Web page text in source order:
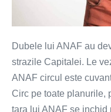
Dubele lui ANAF au
strazile Capitalei. Le
ANAF circul este
Circ pe toate planurile,
tara lui ANAF se inchid